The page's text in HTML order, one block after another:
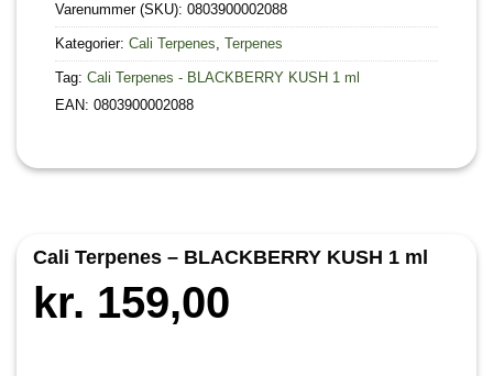
Varenummer (SKU): 0803900002088
Kategorier: Cali Terpenes, Terpenes
Tag: Cali Terpenes - BLACKBERRY KUSH 1 ml
EAN: 0803900002088
Cali Terpenes – BLACKBERRY KUSH 1 ml
kr. 159,00